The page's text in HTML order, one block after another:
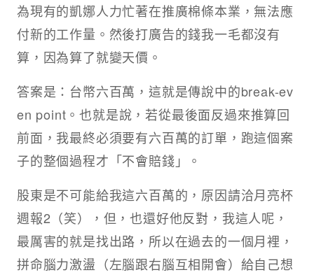
為現有的凱娜人力忙著在推廣棉條本業，無法應
付新的工作量。然後打廣告的錢我一毛都沒有
算，因為算了就變天價。
答案是：台幣六百萬，這就是傳說中的break-ev
en point。也就是說，若從最後面反過來推算回
前面，我最終必須要有六百萬的訂單，跑這個案
子的整個過程才「不會賠錢」。
股東是不可能給我這六百萬的，原因請洽月亮杯
週報2（笑），但，也還好他反對，我這人呢，
最厲害的就是找出路，所以在過去的一個月裡，
拼命腦力激盪（左腦跟右腦互相開會）給自己想